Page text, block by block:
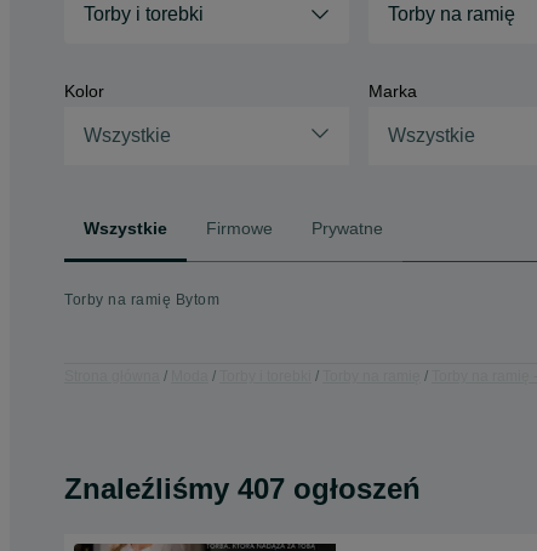
Torby i torebki Torby na ramię
Kolor
Wszystkie
Marka
Wszystkie
Wszystkie Firmowe Prywatne
Torby na ramię Bytom
Znaleźliśmy 407 ogłoszeń